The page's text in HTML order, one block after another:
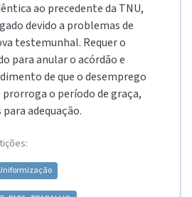
ao precedente da TNU,
devido a problemas de
testemunhal. Requer o
para anular o acórdão e
de que o desemprego
o período de graça,
adequação.